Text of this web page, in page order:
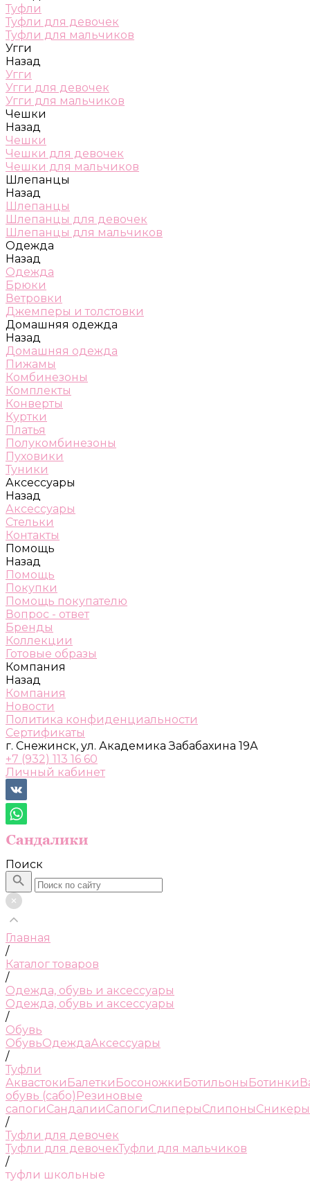
Туфли
Туфли для девочек
Туфли для мальчиков
Угги
Назад
Угги
Угги для девочек
Угги для мальчиков
Чешки
Назад
Чешки
Чешки для девочек
Чешки для мальчиков
Шлепанцы
Назад
Шлепанцы
Шлепанцы для девочек
Шлепанцы для мальчиков
Одежда
Назад
Одежда
Брюки
Ветровки
Джемперы и толстовки
Домашняя одежда
Назад
Домашняя одежда
Пижамы
Комбинезоны
Комплекты
Конверты
Куртки
Платья
Полукомбинезоны
Пуховики
Туники
Аксессуары
Назад
Аксессуары
Стельки
Контакты
Помощь
Назад
Помощь
Покупки
Помощь покупателю
Вопрос - ответ
Бренды
Коллекции
Готовые образы
Компания
Назад
Компания
Новости
Политика конфиденциальности
Сертификаты
г. Снежинск, ул. Академика Забабахина 19А
+7 (932) 113 16 60
Личный кабинет
Поиск
Главная
/
Каталог товаров
/
Одежда, обувь и аксессуары
Одежда, обувь и аксессуары
/
Обувь
ОбувьОдеждаАксессуары
/
Туфли
Аквастоки Балетки Босоножки Ботильоны Ботинки
обувь (сабо) Резиновые
сапогиСандалииСапогиСлиперыСлипоныСникеры
/
Туфли для девочек
Туфли для девочекТуфли для мальчиков
/
туфли школьные